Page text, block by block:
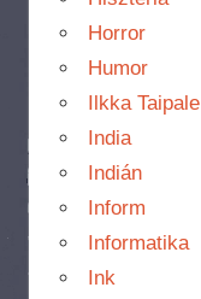
Horror
Humor
Ilkka Taipale
India
Indián
Inform
Informatika
Ink